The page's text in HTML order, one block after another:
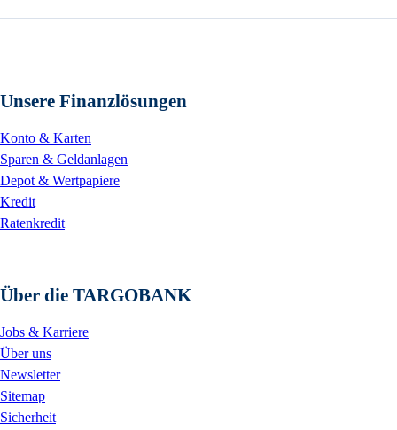
Unsere Finanzlösungen
Konto & Karten
Sparen & Geldanlagen
Depot & Wertpapiere
Kredit
Ratenkredit
Über die TARGOBANK
Jobs & Karriere
Über uns
Newsletter
Sitemap
Sicherheit